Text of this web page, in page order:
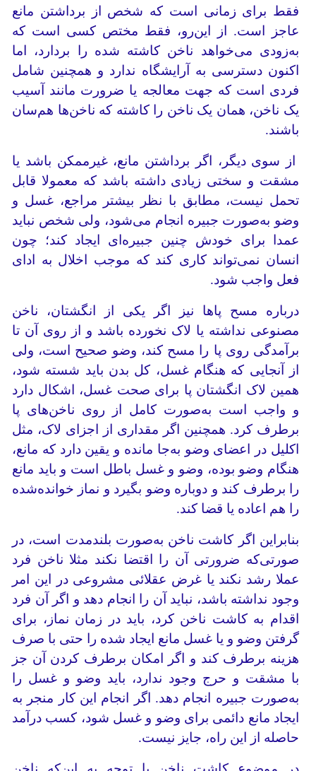
فقط برای زمانی است که شخص از برداشتن مانع
عاجز است. از این‌رو، فقط مختص کسی است که
به‌زودی می‌خواهد ناخن کاشته شده را بردارد، اما
اکنون دسترسی به آرایشگاه ندارد و همچنین شامل
فردی است که جهت معالجه یا ضرورت مانند آسیب
یک ناخن، همان یک ناخن را کاشته که ناخن‌ها هم‌سان
باشند.
از سوی دیگر، اگر برداشتن مانع، غیرممکن باشد یا
مشقت و سختی زیادی داشته باشد که معمولا قابل
تحمل نیست، مطابق با نظر بیشتر مراجع، غسل و
وضو به‌صورت جبیره انجام می‌شود، ولی شخص نباید
عمدا برای خودش چنین جبیره‌ای ایجاد کند؛ چون
انسان نمی‌تواند کاری کند که موجب اخلال به ادای
فعل واجب شود.
درباره مسح پاها نیز اگر یکی از انگشتان، ناخن
مصنوعی نداشته یا لاک نخورده باشد و از روی آن تا
برآمدگی روی پا را مسح کند، وضو صحیح است، ولی
از آنجایی که هنگام غسل، کل بدن باید شسته شود،
همین لاک انگشتان پا برای صحت غسل، اشکال دارد
و واجب است به‌صورت کامل از روی ناخن‌های پا
برطرف کرد. همچنین اگر مقداری از اجزای لاک، مثل
اکلیل در اعضای وضو به‌جا مانده و یقین دارد که مانع،
هنگام وضو بوده، وضو و غسل باطل است و باید مانع
را برطرف کند و دوباره وضو بگیرد و نماز خوانده‌شده
را هم اعاده یا قضا کند.
بنابراین اگر کاشت ناخن به‌صورت بلند‌مدت است، در
صورتی‌که ضرورتی آن را اقتضا نکند مثلا ناخن فرد
عملا رشد نکند یا غرض عقلائی مشروعی در این امر
وجود نداشته باشد، نباید آن را انجام دهد و اگر آن فرد
اقدام به کاشت ناخن کرد، باید در زمان نماز، برای
گرفتن وضو و یا غسل مانع ایجاد شده را حتی با صرف
هزینه برطرف کند و اگر امکان برطرف کردن آن جز
با مشقت و حرج وجود ندارد، باید وضو و غسل را
به‌صورت جبیره انجام دهد. اگر انجام این کار منجر به
ایجاد مانع دائمی برای وضو و غسل شود، کسب درآمد
حاصله از این راه، جایز نیست.